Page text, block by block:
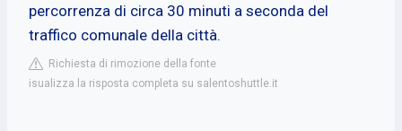
percorrenza di circa 30 minuti a seconda del
traffico comunale della città.
Richiesta di rimozione della fonte
isualizza la risposta completa su salentoshuttle.it